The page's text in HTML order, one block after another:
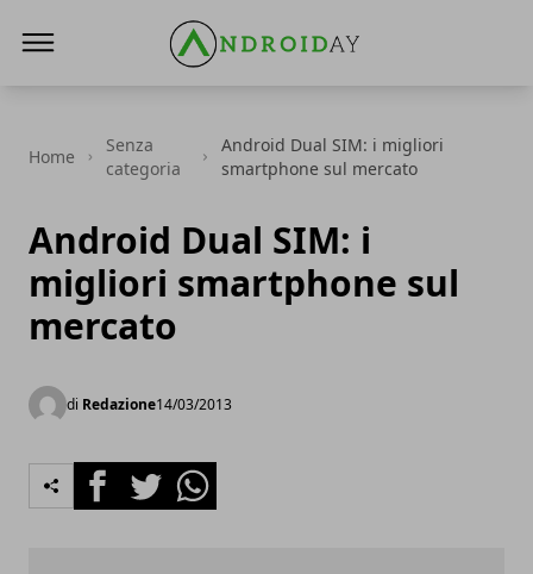
Home
Senza
categoria
Android Dual SIM: i migliori
smartphone sul mercato
Android Dual SIM: i
migliori smartphone sul
mercato
di Redazione14/03/2013
FacebookTwitterWhatsapp